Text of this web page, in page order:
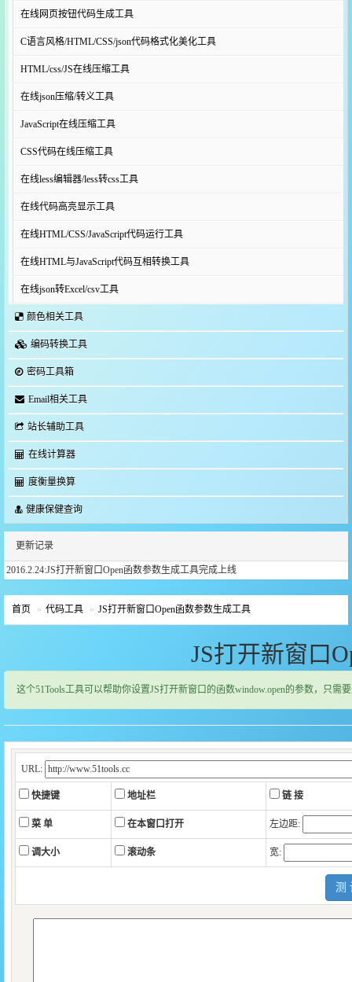
在线网页按钮代码生成工具
C语言风格/HTML/CSS/json代码格式化美化工具
HTML/css/JS在线压缩工具
在线json压缩/转义工具
JavaScript在线压缩工具
CSS代码在线压缩工具
在线less编辑器/less转css工具
在线代码高亮显示工具
在线HTML/CSS/JavaScript代码运行工具
在线HTML与JavaScript代码互相转换工具
在线json转Excel/csv工具
颜色相关工具
编码转换工具
密码工具箱
Email相关工具
站长辅助工具
在线计算器
度衡量换算
健康保健查询
更新记录
2016.2.24:JS打开新窗口Open函数参数生成工具完成上线
首页 代码工具 JS打开新窗口Open函数参数生成工具
JS打开新窗口
这个51Tools工具可以帮助你设置JS打开新窗口的函数window.open的参数，只
URL:
快捷键 地址栏 链 接
菜 单 在本窗口打开 左边距:
调大小 滚动条 宽: